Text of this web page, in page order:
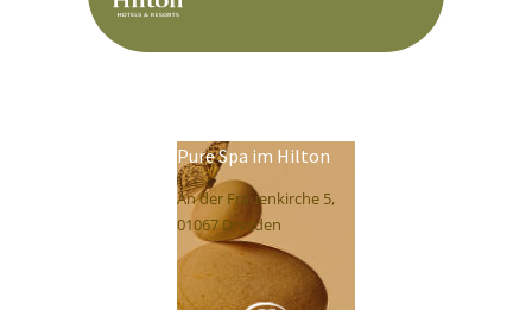
Pure Spa im Hilton
An der Frauenkirche 5,
01067 Dresden